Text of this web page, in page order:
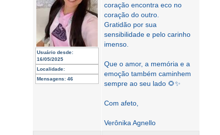
Usuário desde:
16/05/2025
Localidade:
Mensagens: 46
coração encontra eco no
coração do outro.
Gratidão por sua
sensibilidade e pelo carinho
imenso.
Que o amor, a memória e a
emoção também caminhem
sempre ao seu lado 🌻✨
Com afeto,
Verônika Agnello